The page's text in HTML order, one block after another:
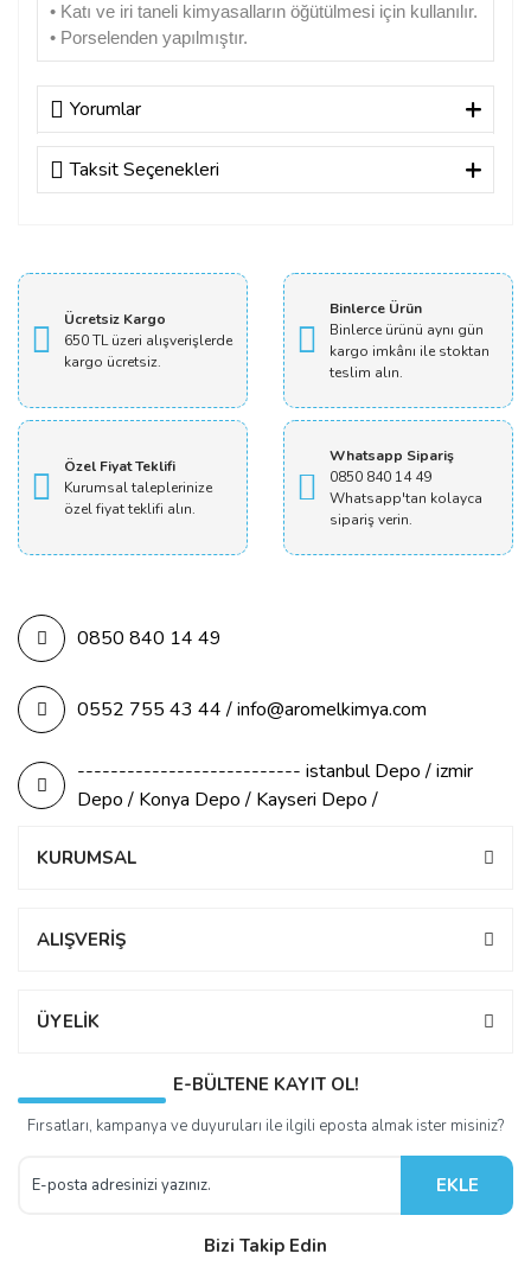
• Katı ve iri taneli kimyasalların öğütülmesi için kullanılır.
• Porselenden yapılmıştır.
Yorumlar
Bu ürüne ilk yorumu siz yapın!
Taksit Seçenekleri
Ücretsiz Kargo
650 TL üzeri alışverişlerde
kargo ücretsiz.
Binlerce Ürün
Binlerce ürünü aynı gün
kargo imkânı ile stoktan
teslim alın.
Özel Fiyat Teklifi
Kurumsal taleplerinize
özel fiyat teklifi alın.
Whatsapp Sipariş
0850 840 14 49
Whatsapp'tan kolayca
sipariş verin.
0850 840 14 49
0552 755 43 44 / info@aromelkimya.com
--------------------------- istanbul Depo / izmir
Depo / Konya Depo / Kayseri Depo /
KURUMSAL
ALIŞVERİŞ
ÜYELİK
E-BÜLTENE KAYIT OL!
Fırsatları, kampanya ve duyuruları ile ilgili eposta almak ister misiniz?
EKLE
Bizi Takip Edin